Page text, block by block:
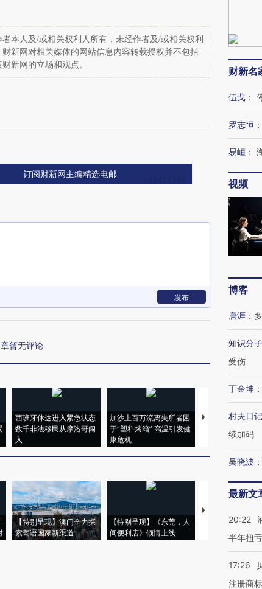
本人及/或相关权利人所有，未经作者及/或相关权利
新网对相关媒体的网站信息内容转载授权并不包括
新网的立场和观点。
订阅财新网主编精选电邮
发布
暂无评论
西班牙休达进入紧急状态
数千非法移民从摩洛哥闯
入
加沙上百万流离失所者困
于“塑料烤箱” 高温引发健
康危机
视线｜HYROX的
术：是什么让中产
心“花钱找虐”？
【特别呈现】澳门全力探
索葡语国家新渠道
【特别呈现】《东莞，人
间便利店》倾情上线
【推广】走进第四
会，让数智科技“
财新名
伍戈 ：
罗志恒 ：
易峘 ：
视频
博客
唐涯 ：
知识分子
受伤
丁金坤 ：
村夫日记
续加码
吴晓波 ：
最新文
20:22
半年扭
17:26
注册商